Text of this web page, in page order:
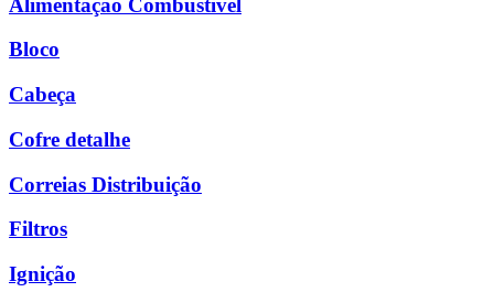
Bloco
Cabeça
Cofre detalhe
Correias Distribuição
Filtros
Ignição